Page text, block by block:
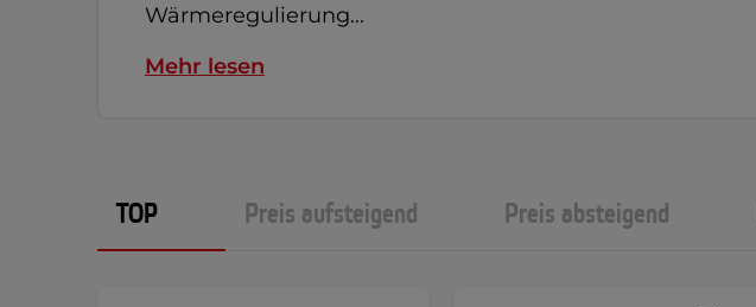
Wärmeregulierung...
Mehr lesen
TOP Preis aufsteigend Preis absteigend